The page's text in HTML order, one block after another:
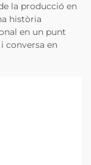
la producció en
història
en un punt
conversa en